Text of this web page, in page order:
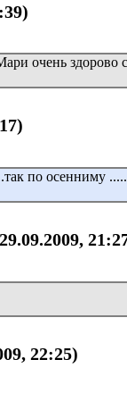
очень здорово
по осенниму .....
22:25)